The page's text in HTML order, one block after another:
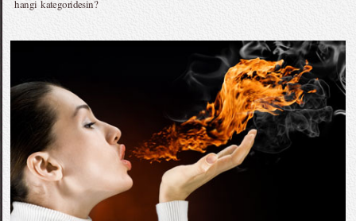
hangi kategoridesin?